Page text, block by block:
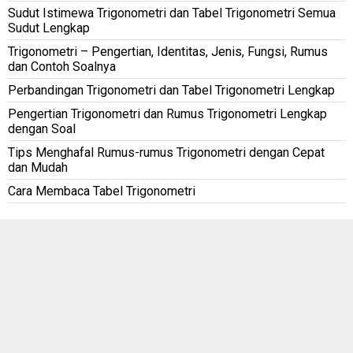
Sudut Istimewa Trigonometri dan Tabel Trigonometri Semua
Sudut Lengkap
Trigonometri – Pengertian, Identitas, Jenis, Fungsi, Rumus
dan Contoh Soalnya
Perbandingan Trigonometri dan Tabel Trigonometri Lengkap
Pengertian Trigonometri dan Rumus Trigonometri Lengkap
dengan Soal
Tips Menghafal Rumus-rumus Trigonometri dengan Cepat
dan Mudah
Cara Membaca Tabel Trigonometri